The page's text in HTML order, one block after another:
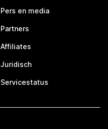
Pers en media
Partners
Affiliates
Juridisch
Servicestatus